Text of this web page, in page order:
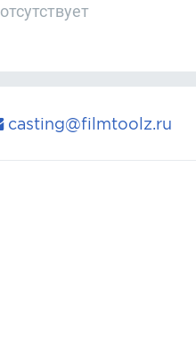
casting@filmtoolz.ru